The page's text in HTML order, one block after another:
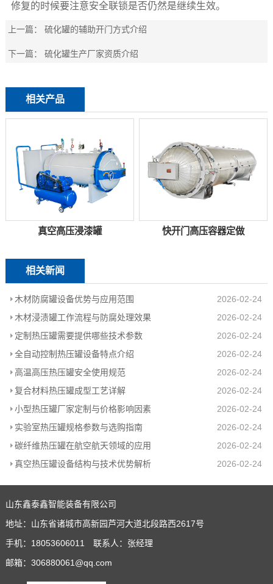
修复的时候要注意安全联锁是否仍然是继续生效。
上一篇：硫化罐的辅助开门方式介绍
下一篇：硫化罐生产厂家资质介绍
相关产品
真空高压浸漆罐 快开门高压容器定做
相关新闻
木材防腐罐设备优势与应用范围
2026-02-24
木材浸渍罐工作流程与防腐处理效果
2026-02-24
定制热压罐需要提供哪些技术参数
2026-02-24
全自动控制热压罐设备特点介绍
2026-02-24
高温高压热压罐安全使用规范
2026-02-24
复合材料热压罐成型工艺详解
2026-02-24
小型热压罐厂家定制与价格影响因素
2026-02-24
实验室热压罐规格参数与选购指南
2026-02-24
碳纤维热压罐在航空航天领域的应用
2026-02-24
真空热压罐设备结构与技术优势解析
2026-02-24
山东鑫泰鑫智能装备有限公司
地址：山东省诸城市高新园芦河大道北段路西2617号
手机：18053606011 联系人：张经理
邮箱：306880061@qq.com